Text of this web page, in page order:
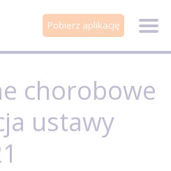
Pobierz aplikację
chorobowe
ustawy